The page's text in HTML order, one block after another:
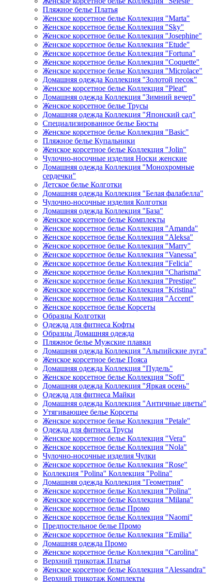
Пляжное белье Платья
Женское корсетное белье Коллекция "Marta"
Женское корсетное белье Коллекция "Sky"
Женское корсетное белье Коллекция "Josephine"
Женское корсетное белье Коллекция "Etude"
Женское корсетное белье Коллекция "Fortuna"
Женское корсетное белье Коллекция "Coquette"
Женское корсетное белье Коллекция "Microlace"
Домашняя одежда Коллекция "Золотой песок"
Женское корсетное белье Коллекция "Pleat"
Домашняя одежда Коллекция "Зимний вечер"
Женское корсетное белье Трусы
Домашняя одежда Коллекция "Японский сад"
Специализированное белье Бюсты
Женское корсетное белье Коллекция "Basic"
Пляжное белье Купальники
Женское корсетное белье Коллекция "Jolin"
Чулочно-носочные изделия Носки женские
Домашняя одежда Коллекция "Монохромные
сердечки"
Детское белье Колготки
Домашняя одежда Коллекция "Белая фалабелла"
Чулочно-носочные изделия Колготки
Домашняя одежда Коллекция "База"
Женское корсетное белье Комплекты
Женское корсетное белье Коллекция "Amanda"
Женское корсетное белье Коллекция "Aleksa"
Женское корсетное белье Коллекция "Marry"
Женское корсетное белье Коллекция "Vanessa"
Женское корсетное белье Коллекция "Felicia"
Женское корсетное белье Коллекция "Charisma"
Женское корсетное белье Коллекция "Prestige"
Женское корсетное белье Коллекция "Kristina"
Женское корсетное белье Коллекция "Accent"
Женское корсетное белье Корсеты
Образцы Колготки
Одежда для фитнеса Кофты
Образцы Домашняя одежда
Пляжное белье Мужские плавки
Домашняя одежда Коллекция "Альпийские луга"
Женское корсетное белье Пояса
Домашняя одежда Коллекция "Пудель"
Женское корсетное белье Коллекция "Sofi"
Домашняя одежда Коллекция "Яркая осень"
Одежда для фитнеса Майки
Домашняя одежда Коллекция "Античные цветы"
Утягивающее белье Корсеты
Женское корсетное белье Коллекция "Petale"
Одежда для фитнеса Трусы
Женское корсетное белье Коллекция "Vera"
Женское корсетное белье Коллекция "Nola"
Чулочно-носочные изделия Чулки
Женское корсетное белье Коллекция "Rose"
Коллекция "Polina" Коллекция "Polina"
Домашняя одежда Коллекция "Геометрия"
Женское корсетное белье Коллекция "Polina"
Женское корсетное белье Коллекция "Milana"
Женское корсетное белье Промо
Женское корсетное белье Коллекция "Naomi"
Предпостельное белье Промо
Женское корсетное белье Коллекция "Emilia"
Домашняя одежда Промо
Женское корсетное белье Коллекция "Carolina"
Верхний трикотаж Платья
Женское корсетное белье Коллекция "Alessandra"
Верхний трикотаж Комплекты